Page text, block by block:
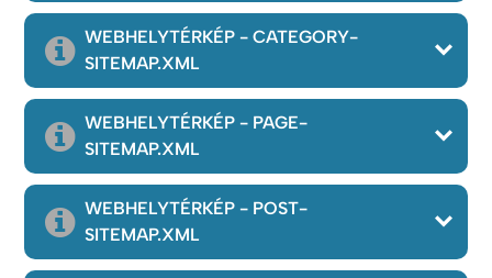
WEBHELYTÉRKÉP - CATEGORY-
SITEMAP.XML
WEBHELYTÉRKÉP - PAGE-
SITEMAP.XML
WEBHELYTÉRKÉP - POST-
SITEMAP.XML